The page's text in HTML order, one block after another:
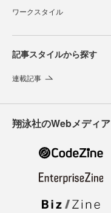
ワークスタイル
記事スタイルから探す
連載記事
翔泳社のWebメディア